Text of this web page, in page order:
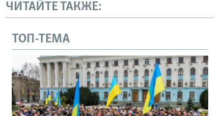
ЧИТАЙТЕ ТАКЖЕ:
ТОП-ТЕМА